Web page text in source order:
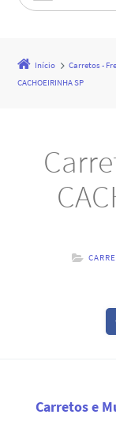
Início Carretos -
CACHOEIRINHA SP
Carretos e